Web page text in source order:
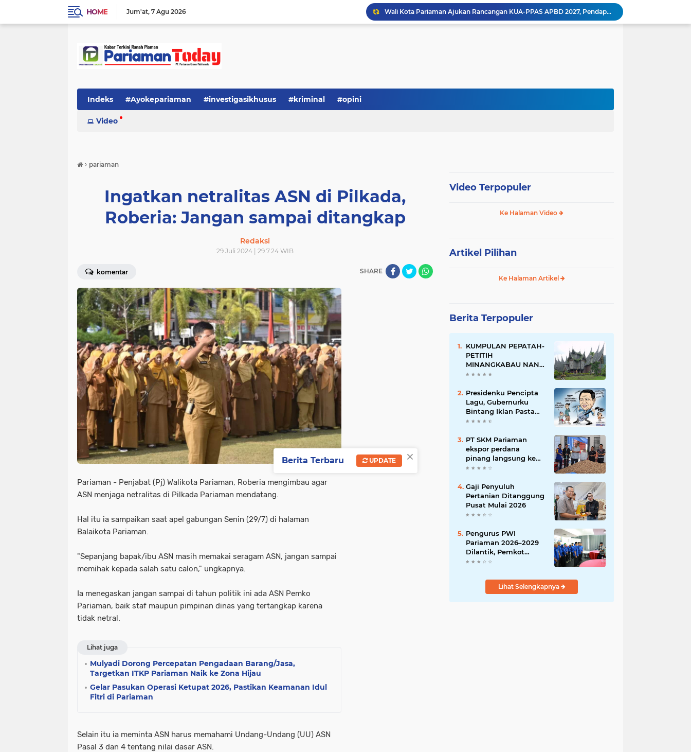
HOME Jum'at 7 Agu 2026
Wali Kota Pariaman Ajukan Rancangan KUA-PPAS APBD 2027, Pendapatan Diproyeksikan Rp626,1 Miliar
Pemkot Pariaman Mulai Pusdiklat Paskibraka 2026, Wali Kota Tekankan Pentingnya Disiplin
Wali Kota Pariaman Bagikan Bibit Ikan Koi kepada Siswa SD untuk Edukasi Perikanan
Indeks #Ayokepariaman #investigasikhusus #kriminal #opini
Video
› pariaman
Ingatkan netralitas ASN di Pilkada,
Roberia: Jangan sampai ditangkap
Redaksi
29 Juli 2024 | 29.7.24 WIB
komentar SHARE
Pariaman - Penjabat (Pj) Walikota Pariaman, Roberia mengimbau agar
ASN menjaga netralitas di Pilkada Pariaman mendatang.
Hal itu ia sampaikan saat apel gabungan Senin (29/7) di halaman
Balaikota Pariaman.
"Sepanjang bapak/ibu ASN masih memakai seragam ASN, jangan sampai
memihak kepada salah satu calon," ungkapnya.
Ia menegaskan jangan sampai di tahun politik ini ada ASN Pemko
Pariaman, baik staf maupun pimpinan dinas yang tertangkap karena
tidak netral.
Lihat juga
Mulyadi Dorong Percepatan Pengadaan Barang/Jasa,
Targetkan ITKP Pariaman Naik ke Zona Hijau
Gelar Pasukan Operasi Ketupat 2026, Pastikan Keamanan Idul
Fitri di Pariaman
Selain itu ia meminta ASN harus memahami Undang-Undang (UU) ASN
Pasal 3 dan 4 tentang nilai dasar ASN.
Video Terpopuler
Ke Halaman Video
Artikel Pilihan
Ke Halaman Artikel
Berita Terpopuler
KUMPULAN PEPATAH-
PETITIH
MINANGKABAU NAN
ELOK
Presidenku Pencipta
Lagu, Gubernurku
Bintang Iklan Pasta
Gigi
PT SKM Pariaman
ekspor perdana
pinang langsung ke
India
Gaji Penyuluh
Pertanian Ditanggung
Pusat Mulai 2026
Pengurus PWI
Pariaman 2026–2029
Dilantik, Pemkot
Tekankan Sinergi dan
Lihat Selengkapnya
×
Berita Terbaru UPDATE